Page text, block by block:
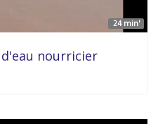
24 min'
nourricier